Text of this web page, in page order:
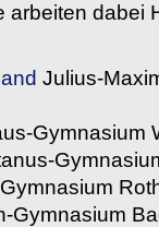
dabei
Julius-
Gymnasium
Gymnasium